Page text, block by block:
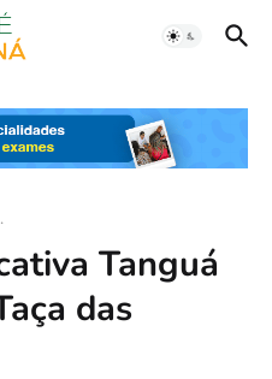
Tanguá
das